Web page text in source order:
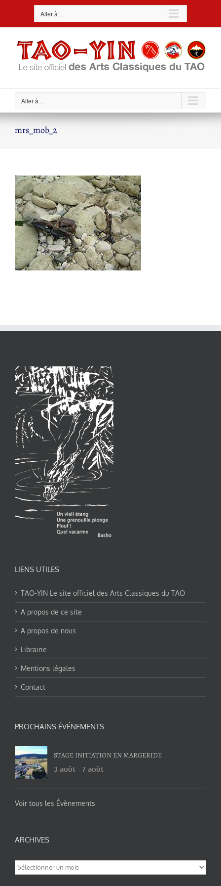
Aller à...
Aller à...
mrs_mob_2
LIENS UTILES
TAO-YIN Le site officiel des Arts Classiques du TAO
A propos de ce site
A propos de nous
Librairie
Mentions légales
Contact
PROCHAINS ÉVÉNEMENTS
STAGE INITIATION EN MARGERIDE
3 août - 7 août
Voir tous les Évènements
ARCHIVES
Archives